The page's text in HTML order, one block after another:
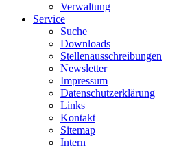
Verwaltung
Service
Suche
Downloads
Stellenausschreibungen
Newsletter
Impressum
Datenschutzerklärung
Links
Kontakt
Sitemap
Intern